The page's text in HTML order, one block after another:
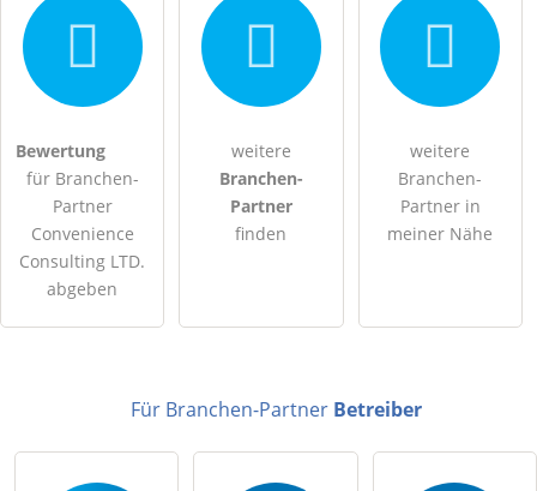
Datenschutzerklärung habe ich zur Kenntnis genommen.
öffentliche Frage stellen Abbrechen
Hinweis:Bitte beachten Sie, öffentliche Fragen sind
Besucher sichtbar
Bewertung
für Branchen-
Partner
Convenience
Consulting LTD.
abgeben
weitere
Branchen-
Partner
finden
weitere
Branchen-
Partner in
meiner Nähe
Für Branchen-Partner Betreiber